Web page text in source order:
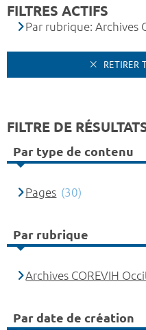
FILTRES ACTIFS
Par rubrique: Archives
RETIRER
FILTRE DE
Par type de contenu
Pages (30)
Par rubrique
Archives COREVIH
Par date de création